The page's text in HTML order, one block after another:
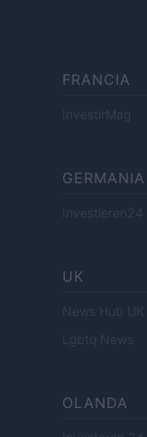
FRANCIA
InvestirMag
GERMANIA
Investieren24
UK
News Hub UK
Lgbtq News
OLANDA